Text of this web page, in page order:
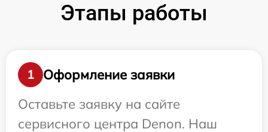
Этапы работы
1
Оформление заявки
Оставьте заявку на сайте
сервисного центра Denon. Наш